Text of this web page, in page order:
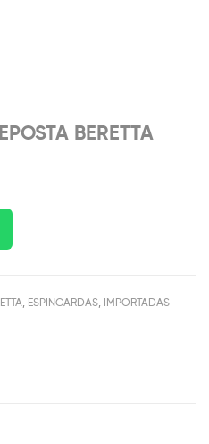
BERETTA
ESPINGARDAS IMPORTADAS